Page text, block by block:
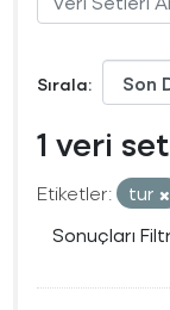
Sırala
1 veri
Etiketler:
tur
Sonuçları